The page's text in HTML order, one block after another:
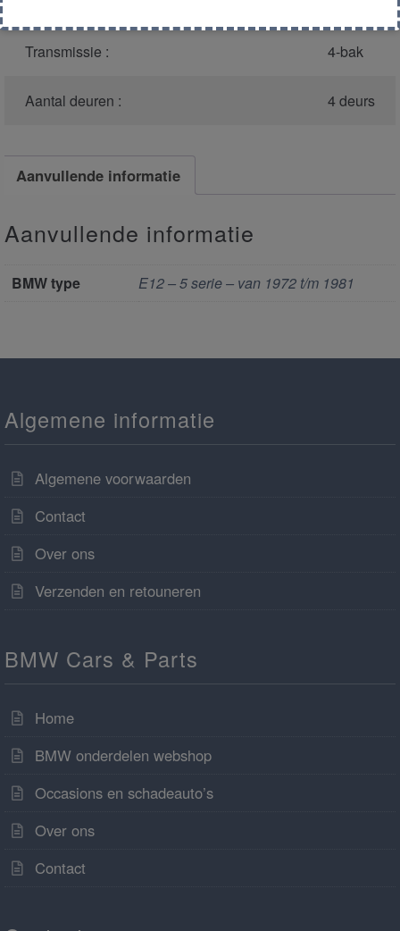
Transmissie : 4-bak
Aantal deuren : 4 deurs
Aanvullende informatie
Aanvullende informatie
BMW type E12 – 5 serie – van 1972 t/m 1981
Algemene informatie
Algemene voorwaarden
Contact
Over ons
Verzenden en retouneren
BMW Cars & Parts
Home
BMW onderdelen webshop
Occasions en schadeauto’s
Over ons
Contact